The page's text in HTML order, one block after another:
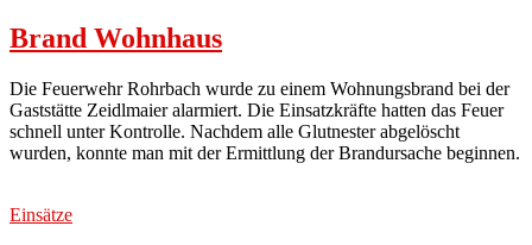
Brand Wohnhaus
Die Feuerwehr Rohrbach wurde zu einem Wohnungsbrand bei der
Gaststätte Zeidlmaier alarmiert. Die Einsatzkräfte hatten das Feuer
schnell unter Kontrolle. Nachdem alle Glutnester abgelöscht
wurden, konnte man mit der Ermittlung der Brandursache beginnen.
Einsätze